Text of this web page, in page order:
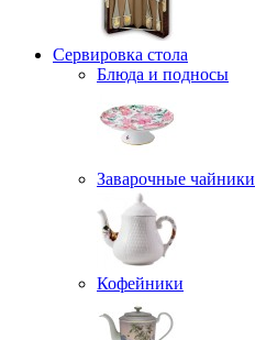
Сервировка стола
Блюда и подносы
Заварочные чайники
Кофейники